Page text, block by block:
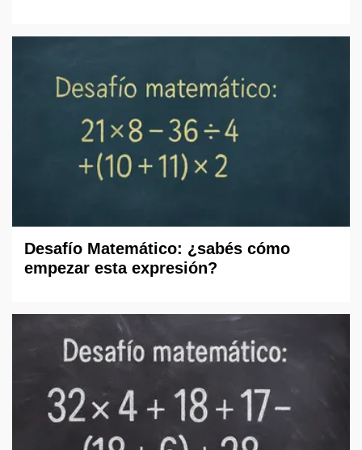
Desafío Matemático: ¿sabés cómo
empezar esta expresión?